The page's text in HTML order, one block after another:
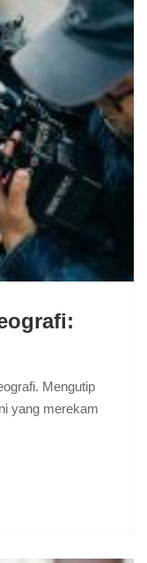
Mengutip
yang merekam